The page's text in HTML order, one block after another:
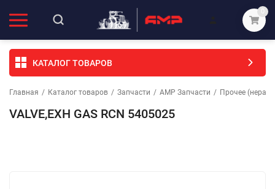
0
КАТАЛОГ ТОВАРОВ
Главная / Каталог товаров / Запчасти / АМР Запчасти / Прочее
VALVE,EXH GAS RCN 5405025